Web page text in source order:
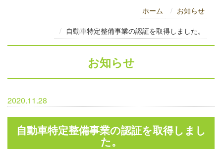
ホーム お知らせ
自動車特定整備事業の認証を取得しました。
お知らせ
2020.11.28
自動車特定整備事業の認証を取得しまし
た。